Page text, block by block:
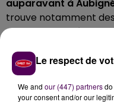
auparavant à
trouve notamment
encore du matériel hi-
volés dans une
garde à vue, le duo a
immédiate.
un an de prison
Le respect de
We and our (447) partners
your consent and/or our